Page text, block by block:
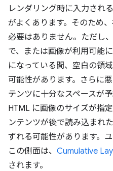
レンダリング時に入力され
がよくあります。そのため
必要はありません。ただし
で、または画像が利用可能
になっている間、空白の領
可能性があります。さらに
テンツに十分なスペースが
HTML に画像のサイズが指
ンテンツが後で読み込まれ
ずれる可能性があります。
この側面は、 Cumulative
されます。